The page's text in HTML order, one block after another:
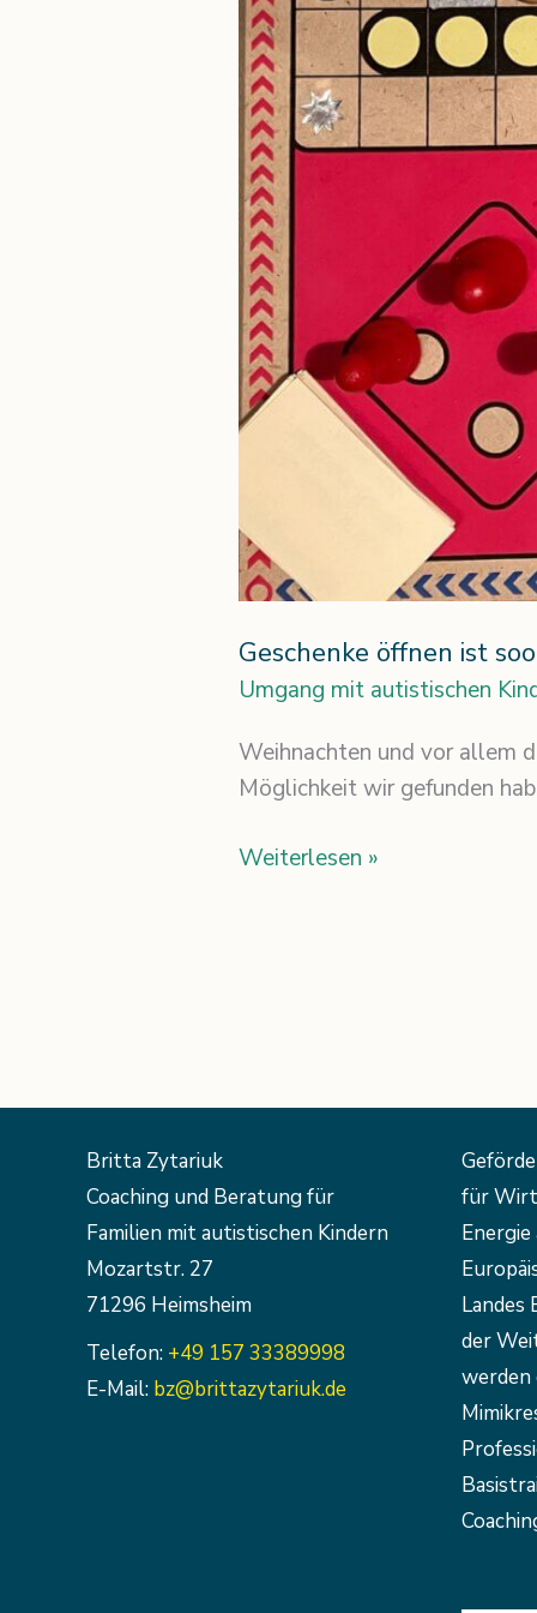
Geschenke öffnen ist
Umgang mit autistischen
Weihnachten und vor allem
Möglichkeit wir gefunden
Weiterlesen »
Britta Zytariuk
Coaching und Beratung für
Familien mit autistischen Kindern
Mozartstr. 27
71296 Heimsheim
Telefon: +49 157 33389998
E-Mail: bz@brittazytariuk.de
für
Landes
der
werden